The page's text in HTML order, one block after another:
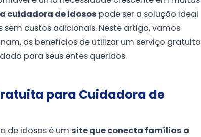
cuidadora de idosos pode ser a solução ideal
custos adicionais. Neste artigo, vamos
os benefícios de utilizar um serviço gratuito
para seus entes queridos.
para Cuidadora de
de idosos é um site que conecta famílias a